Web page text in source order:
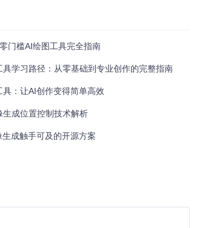
中的应用技巧，实现从创意到成品的快速转
设计。
门槛AI绘图工具完全指南
学习路径：从零基础到专业创作的完整指南
：让AI创作变得简单高效
成位置控制技术解析
成触手可及的开源方案